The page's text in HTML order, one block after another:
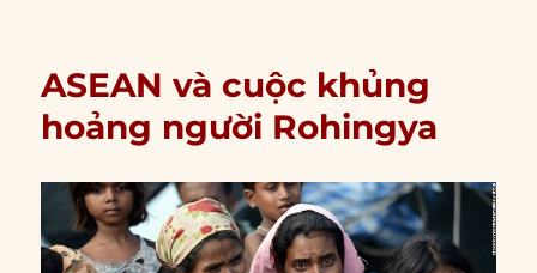
ASEAN và cuộc khủng
hoảng người Rohingya